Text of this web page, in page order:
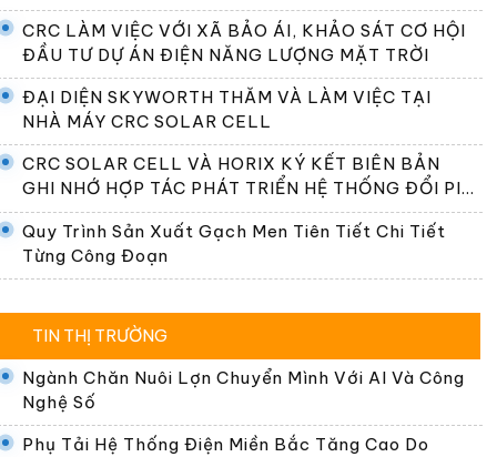
Premier
CRC LÀM VIỆC VỚI XÃ BẢO ÁI, KHẢO SÁT CƠ HỘI
ĐẦU TƯ DỰ ÁN ĐIỆN NĂNG LƯỢNG MẶT TRỜI
ĐẠI DIỆN SKYWORTH THĂM VÀ LÀM VIỆC TẠI
NHÀ MÁY CRC SOLAR CELL
CRC SOLAR CELL VÀ HORIX KÝ KẾT BIÊN BẢN
GHI NHỚ HỢP TÁC PHÁT TRIỂN HỆ THỐNG ĐỔI PIN
TẠI VIỆT NAM
Quy Trình Sản Xuất Gạch Men Tiên Tiết Chi Tiết
Từng Công Đoạn
TIN THỊ TRƯỜNG
Ngành Chăn Nuôi Lợn Chuyển Mình Với AI Và Công
Nghệ Số
Phụ Tải Hệ Thống Điện Miền Bắc Tăng Cao Do